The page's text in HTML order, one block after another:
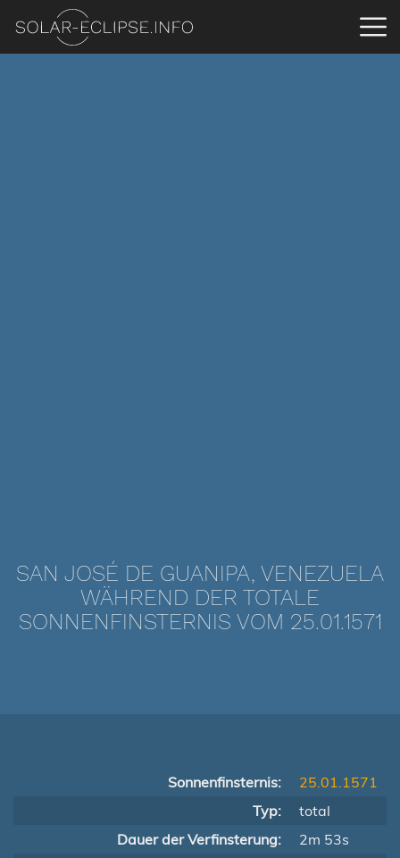
SAN JOSÉ DE GUANIPA, VENEZUELA
WÄHREND DER TOTALE
SONNENFINSTERNIS VOM 25.01.1571
Sonnenfinsternis:
25.01.1571
Typ:
total
Dauer der Verfinsterung:
2m 53s